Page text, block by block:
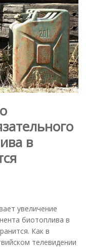
в
увеличение
биотоплива в
Как в
телевидении